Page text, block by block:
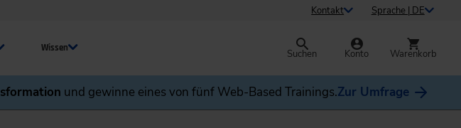
Kontakt Sprache | DE
Wissen Suchen Konto Warenkorb
und gewinne eines von fünf Web-Based Trainings.Zur Umfrage